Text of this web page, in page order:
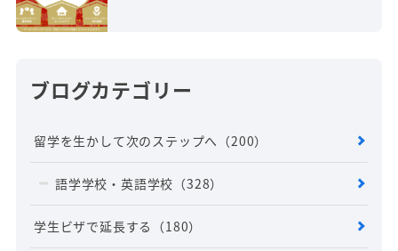
ブログカテゴリー
留学を生かして次のステップへ （200）
語学学校・英語学校 （328）
学生ビザで延長する （180）